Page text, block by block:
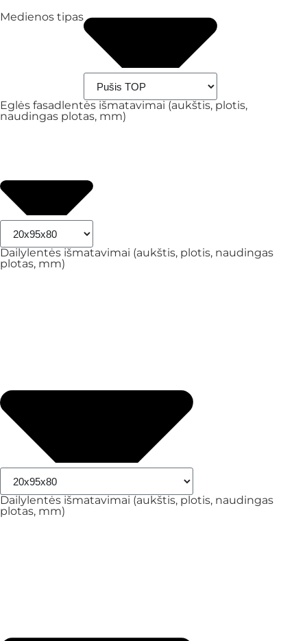
Medienos tipas
Eglės fasadlentės išmatavimai (aukštis, plotis,
naudingas plotas, mm)
Dailylentės išmatavimai (aukštis, plotis, naudingas
plotas, mm)
Dailylentės išmatavimai (aukštis, plotis, naudingas
plotas, mm)